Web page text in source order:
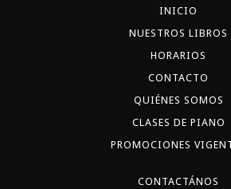
INICIO
NUESTROS LIBROS
HORARIOS
CONTACTO
QUIÉNES SOMOS
CLASES DE PIANO
PROMOCIONES
CONTACTÁNOS